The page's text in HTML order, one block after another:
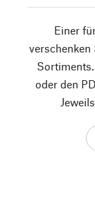
Einer
verschenken
oder den